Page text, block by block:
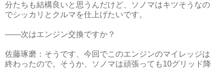
分たちも結構良いと思うんだけど、ソノマはキツそうなの
でシッカリとクルマを仕上げたいです。
――次はエンジン交換ですか？
佐藤琢磨：そうです、今回でこのエンジンのマイレッジは
終わったので。そうか、ソノマは頑張っても10グリッド降